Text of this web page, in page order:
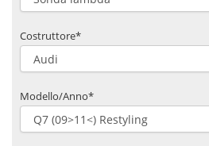
Costruttore*
Modello/Anno*